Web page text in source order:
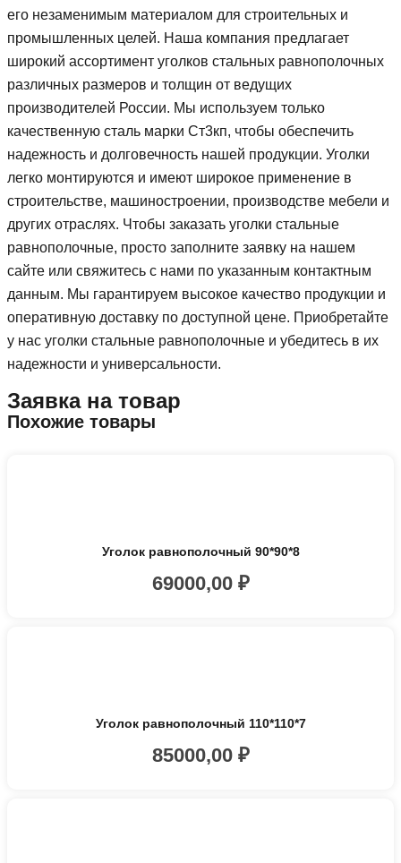
его незаменимым материалом для строительных и
промышленных целей. Наша компания предлагает
широкий ассортимент уголков стальных равнополочных
различных размеров и толщин от ведущих
производителей России. Мы используем только
качественную сталь марки Ст3кп, чтобы обеспечить
надежность и долговечность нашей продукции. Уголки
легко монтируются и имеют широкое применение в
строительстве, машиностроении, производстве мебели и
других отраслях. Чтобы заказать уголки стальные
равнополочные, просто заполните заявку на нашем
сайте или свяжитесь с нами по указанным контактным
данным. Мы гарантируем высокое качество продукции и
оперативную доставку по доступной цене. Приобретайте
у нас уголки стальные равнополочные и убедитесь в их
надежности и универсальности.
Заявка на товар
Похожие товары
Уголок равнополочный 90*90*8
69000,00 ₽
Уголок равнополочный 110*110*7
85000,00 ₽